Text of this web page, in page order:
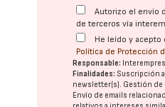
Autorizo el envío
de terceros vía
He leído y
Política de Protección
Responsable:
Finalidades: Suscripción
newsletter(s). Gestión de
Envío de emails